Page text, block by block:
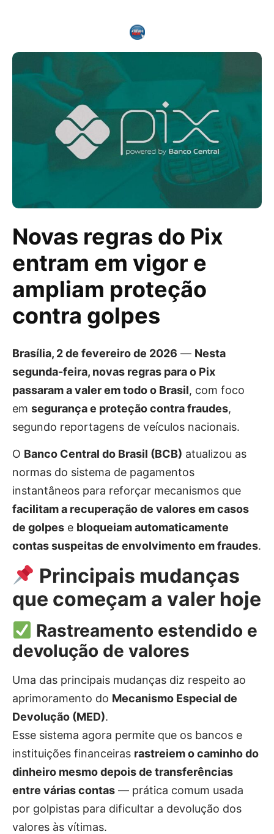
Novas regras do Pix
entram em vigor e
ampliam proteção
contra golpes
Brasília, 2 de fevereiro de 2026 — Nesta
segunda-feira, novas regras para o Pix
passaram a valer em todo o Brasil, com foco
em segurança e proteção contra fraudes,
segundo reportagens de veículos nacionais.
O Banco Central do Brasil (BCB) atualizou as
normas do sistema de pagamentos
instantâneos para reforçar mecanismos que
facilitam a recuperação de valores em casos
de golpes e bloqueiam automaticamente
contas suspeitas de envolvimento em fraudes.
Principais mudanças
que começam a valer hoje
Rastreamento estendido e
devolução de valores
Uma das principais mudanças diz respeito ao
aprimoramento do Mecanismo Especial de
Devolução (MED).
Esse sistema agora permite que os bancos e
instituições financeiras rastreiem o caminho do
dinheiro mesmo depois de transferências
entre várias contas — prática comum usada
por golpistas para dificultar a devolução dos
valores às vítimas.